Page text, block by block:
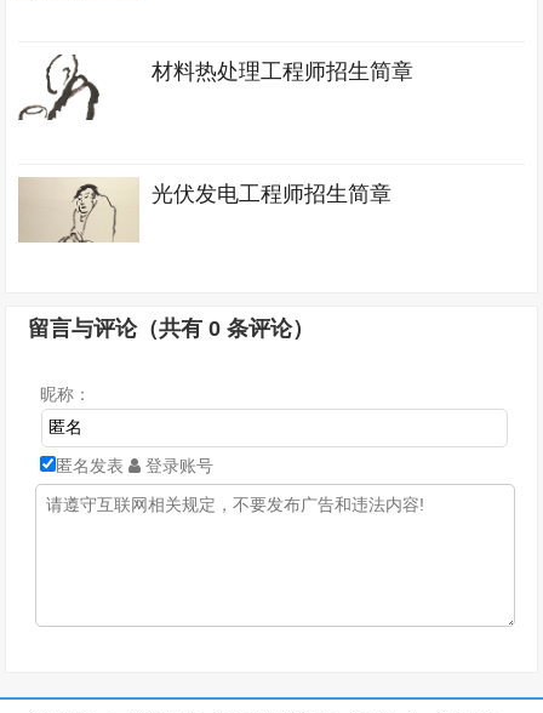
材料热处理工程师招生简章
光伏发电工程师招生简章
留言与评论（共有0 条评论）
昵称：
匿名发表 登录账号